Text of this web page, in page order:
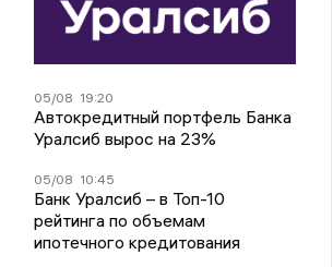
05/08 19:20
Автокредитный портфель Банка
Уралсиб вырос на 23%
05/08 10:45
Банк Уралсиб – в Топ-10
рейтинга по объемам
ипотечного кредитования